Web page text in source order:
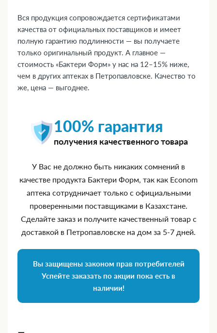
Вся продукция сопровождается сертификатами
качества от официальных поставщиков и имеет
полную гарантию подлинности — вы получаете
только оригинальный продукт. А главное —
стоимость «Бактери Форм» у нас на 12–15% ниже,
чем в других аптеках в Петропавловске. Качество то
же, цена — выгоднее.
100% гарантия
получения качественного товара
У Вас не должно быть никаких сомнений в
качестве продукта Бактери Форм, так как Econom
аптека сотрудничает только с официальными
проверенными поставщиками в Казахстане.
Сделайте заказ и получите качественный товар с
доставкой в Петропавловске на дом за 5‑7 дней.
Вы защищены законом прав потребителей
Успейте заказать по акции пока есть в
наличии!